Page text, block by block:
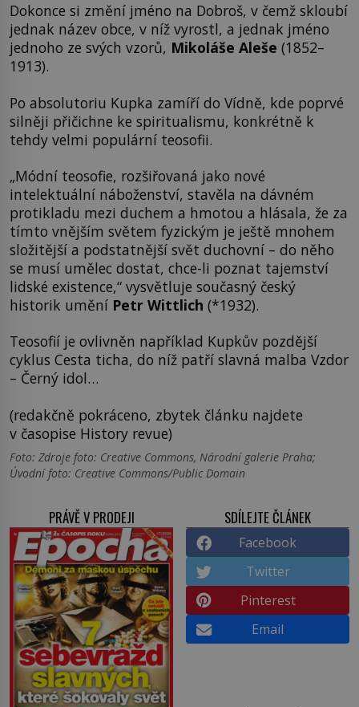
Dokonce si změní jméno na Dobroš, v čemž skloubí
jednak název obce, v níž vyrostl, a jednak jméno
jednoho ze svých vzorů, Mikoláše Aleše (1852–
1913).
Po absolutoriu Kupka zamíří do Vídně, kde poprvé
silněji přičichne ke spiritualismu, konkrétně k
tehdy velmi populární teosofii.
„Módní teosofie, rozšiřovaná jako nové
intelektuální náboženství, stavěla na dávném
protikladu mezi duchem a hmotou a hlásala, že za
tímto vnějším světem fyzickým je ještě mnohem
složitější a podstatnější svět duchovní – do něho
se musí umělec dostat, chce-li poznat tajemství
lidské existence,“ vysvětluje současný český
historik umění Petr Wittlich (*1932).
Teosofií je ovlivněn například Kupkův pozdější
cyklus Cesta ticha, do níž patří slavná malba Vzdor
– Černý idol…
(redakčně pokráceno, zbytek článku najdete
v časopise History revue)
Foto: Zdroje foto: Creative Commons, Národní galerie Praha;
Úvodní foto: Creative Commons/Public Domain
PRÁVĚ V PRODEJI SDÍLEJTE ČLÁNEK
Facebook
Twitter
Pinterest
Email